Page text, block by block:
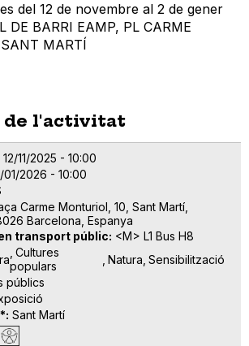
del 12 de novembre al 2 de gener
DE BARRI EAMP, PL CARME
MARTÍ
de l'activitat
12/11/2025 - 10:00
01/2026 - 10:00
Carme Monturiol, 10, Sant Martí,
Barcelona, Espanya
transport públic <M> L1 Bus H8
Cultures
populars
Natura Sensibilització
públics
Sant Martí